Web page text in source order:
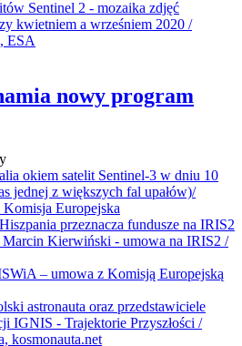
nowy program
Hiszpania przeznacza fundusze na IRIS2
– umowa z Komisją Europejską